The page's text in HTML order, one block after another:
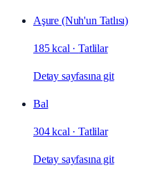
Aşure (Nuh'un Tatlısı)
185 kcal ·Tatlilar
Detay sayfasına git
Bal
304 kcal ·Tatlilar
Detay sayfasına git